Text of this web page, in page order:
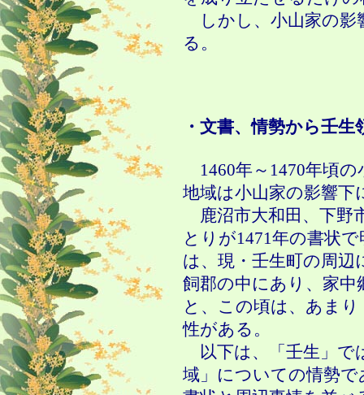
しかし、小山家の影
る。
・文書、情勢から壬
1460年～1470年頃の
地域は小山家の影響
鹿沼市大和田、下野
とりが1471年の書状
は、現・壬生町の周
飼郡の中にあり、家
と、この頃は、あま
性がある。
以下は、「壬生」で
域」についての情勢